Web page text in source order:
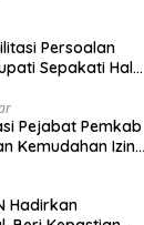
Persoalan
Sepakati Hal
Pejabat Pemkab
Kemudahan Izin
Hadirkan